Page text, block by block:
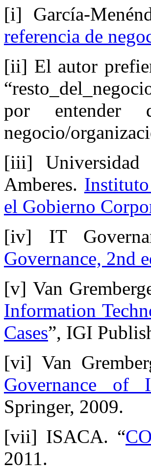
[i] García-
referencia de
[ii] El autor
por
negocio/
[iii] Universidad
Amberes.
el Gobierno
[iv] IT
Governance, 2nd
[v] Van
Information
Cases”, IGI
[vi] Van
Governance of
Springer, 2009.
[vii] ISACA. “
2011.